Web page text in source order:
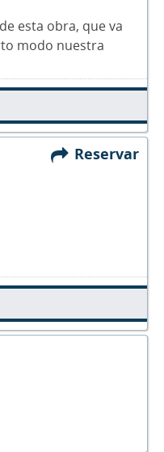
esta obra, que va
modo nuestra
Reservar